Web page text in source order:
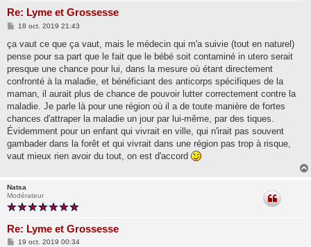
Re: Lyme et Grossesse
M
s
a
g
18 oct. 2019 21:43
ça vaut ce que ça vaut, mais le médecin qui m'a suivie (tout en naturel)
pense pour sa part que le fait que le bébé soit contaminé in utero serait
presque une chance pour lui, dans la mesure où étant directement
confronté à la maladie, et bénéficiant des anticorps spécifiques de la
maman, il aurait plus de chance de pouvoir lutter correctement contre la
maladie. Je parle là pour une région où il a de toute manière de fortes
chances d'attraper la maladie un jour par lui-même, par des tiques.
Évidemment pour un enfant qui vivrait en ville, qui n'irait pas souvent
gambader dans la forêt et qui vivrait dans une région pas trop à risque,
vaut mieux rien avoir du tout, on est d'accord
Natsa
Modérateur
Re: Lyme et Grossesse
M
19 oct. 2019 00:34